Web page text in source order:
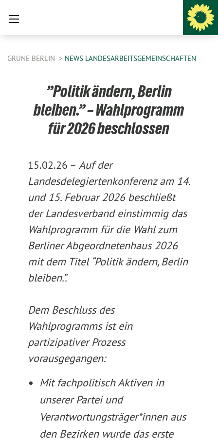
GRÜNE BERLIN NEWS LANDESARBEITSGEMEINSCHAFTEN
”Politik ändern, Berlin
bleiben.” – Wahlprogramm
für 2026 beschlossen
15.02.26 – Auf der
Landesdelegiertenkonferenz am 14.
und 15. Februar 2026 beschließt
der Landesverband einstimmig das
Wahlprogramm für die Wahl zum
Berliner Abgeordnetenhaus 2026
mit dem Titel “Politik ändern, Berlin
bleiben.”.
Dem Beschluss des
Wahlprogramms ist ein
partizipativer Prozess
vorausgegangen:
Mit fachpolitisch Aktiven in
unserer Partei und
Verantwortungsträger*innen aus
den Bezirken wurde das erste